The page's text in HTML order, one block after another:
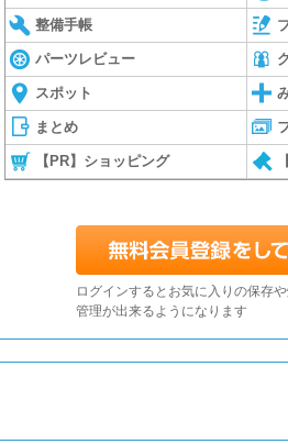
整備手帳
パーツレビュー
スポット
まとめ
【PR】ショッピング
ログインするとお気に入りの保存
管理が出来るようになります